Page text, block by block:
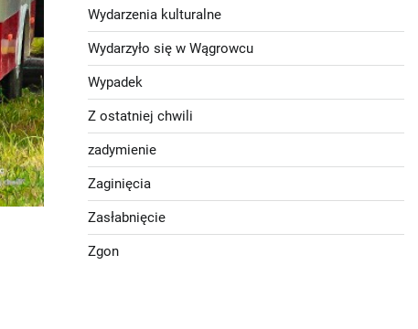
Wydarzenia kulturalne
Wydarzyło się w Wągrowcu
Wypadek
Z ostatniej chwili
zadymienie
Zaginięcia
Zasłabnięcie
Zgon